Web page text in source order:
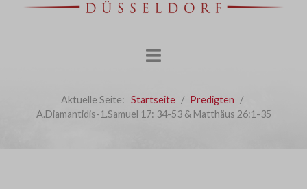
Aktuelle Seite: Startseite
Predigten
A.Diamantidis-1.Samuel 17: 34-53 & Matthäus 26:1-35